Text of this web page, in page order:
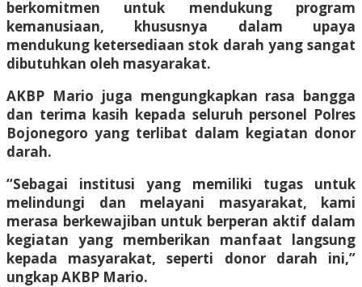
berkomitmen untuk mendukung program
kemanusiaan, khususnya dalam upaya
mendukung ketersediaan stok darah yang sangat
dibutuhkan oleh masyarakat.
AKBP Mario juga mengungkapkan rasa bangga
dan terima kasih kepada seluruh personel Polres
Bojonegoro yang terlibat dalam kegiatan donor
darah.
“Sebagai institusi yang memiliki tugas untuk
melindungi dan melayani masyarakat, kami
merasa berkewajiban untuk berperan aktif dalam
kegiatan yang memberikan manfaat langsung
kepada masyarakat, seperti donor darah ini,”
ungkap AKBP Mario.